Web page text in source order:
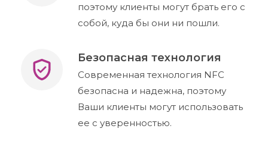
поэтому клиенты могут брать его с
собой, куда бы они ни пошли.
Безопасная технология
Современная технология NFC
безопасна и надежна, поэтому
Ваши клиенты могут использовать
ее с уверенностью.